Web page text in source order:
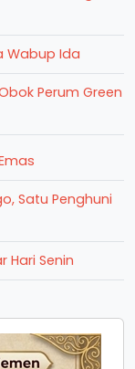
Wabup Ida
Perum Green
Satu Penghuni
Hari Senin